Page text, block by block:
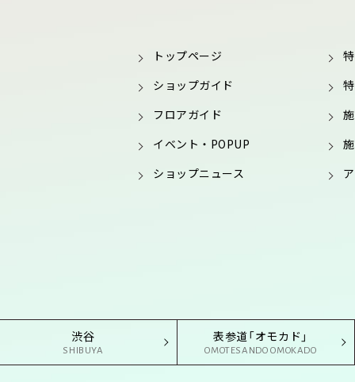
トップページ
ショップガイド
フロアガイド
イベント・POPUP
ショップニュース
渋谷
SHIBUYA
表参道「オモカド」
OMOTESANDO OMOKADO